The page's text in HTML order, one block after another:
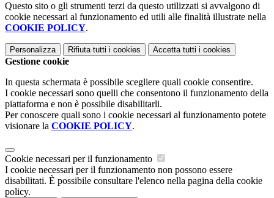
Questo sito o gli strumenti terzi da questo utilizzati si avvalgono di
cookie necessari al funzionamento ed utili alle finalità illustrate nella
COOKIE POLICY.
Personalizza Rifiuta tutti i cookies Accetta tutti i cookies
Gestione cookie
In questa schermata è possibile scegliere quali cookie consentire.
I cookie necessari sono quelli che consentono il funzionamento della
piattaforma e non è possibile disabilitarli.
Per conoscere quali sono i cookie necessari al funzionamento potete
visionare la COOKIE POLICY.
Cookie necessari per il funzionamento
I cookie necessari per il funzionamento non possono essere
disabilitati. È possibile consultare l'elenco nella pagina della cookie
policy.